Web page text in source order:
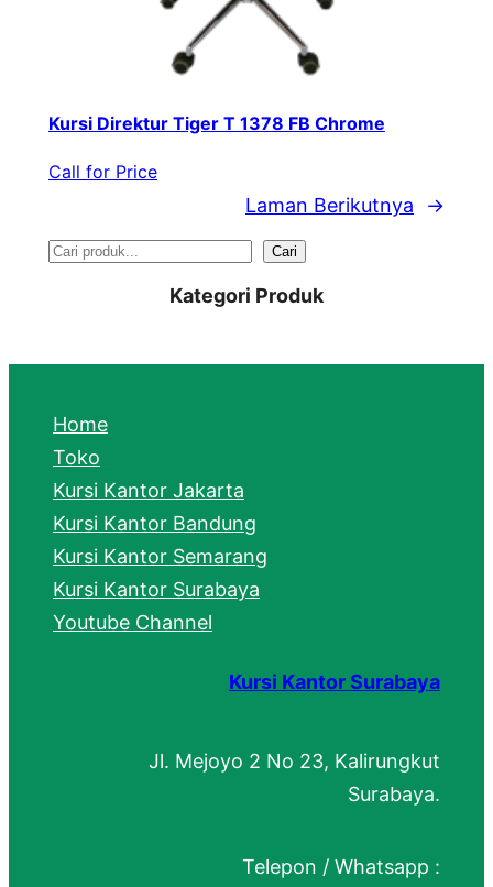
Kursi Direktur Tiger T 1378 FB Chrome
Call for Price
Laman Berikutnya →
S
r
h
Cari
Kategori Produk
Home
Toko
Kursi Kantor Jakarta
Kursi Kantor Bandung
Kursi Kantor Semarang
Kursi Kantor Surabaya
Youtube Channel
Kursi Kantor Surabaya
Jl. Mejoyo 2 No 23, Kalirungkut
Surabaya.
Telepon / Whatsapp :